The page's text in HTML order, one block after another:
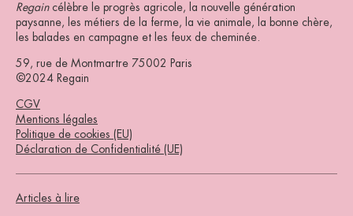
Regaincélèbre le progrès agricole, la nouvelle génération
paysanne, les métiers de la ferme, la vie animale, la bonne chère,
les balades en campagne et les feux de cheminée.
59, rue de Montmartre 75002 Paris
©2024 Regain
CGV
Mentions légales
Politique de cookies (EU)
Déclaration de Confidentialité (UE)
Articles à lire